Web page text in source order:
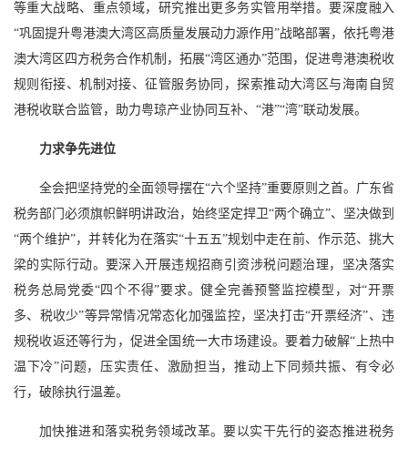
等重大战略、重点领域，研究推出更多务实管用举措。要深度融入
“巩固提升粤港澳大湾区高质量发展动力源作用”战略部署，依托粤港
澳大湾区四方税务合作机制，拓展“湾区通办”范围，促进粤港澳税收
规则衔接、机制对接、征管服务协同，探索推动大湾区与海南自贸
港税收联合监管，助力粤琼产业协同互补、“港”“湾”联动发展。
力求争先进位
全会把坚持党的全面领导摆在“六个坚持”重要原则之首。广东省
税务部门必须旗帜鲜明讲政治，始终坚定捍卫“两个确立”、坚决做到
“两个维护”，并转化为在落实“十五五”规划中走在前、作示范、挑大
梁的实际行动。要深入开展违规招商引资涉税问题治理，坚决落实
税务总局党委“四个不得”要求。健全完善预警监控模型，对“开票
多、税收少”等异常情况常态化加强监控，坚决打击“开票经济”、违
规税收返还等行为，促进全国统一大市场建设。要着力破解“上热中
温下冷”问题，压实责任、激励担当，推动上下同频共振、有令必
行，破除执行温差。
加快推进和落实税务领域改革。要以实干先行的姿态推进税务